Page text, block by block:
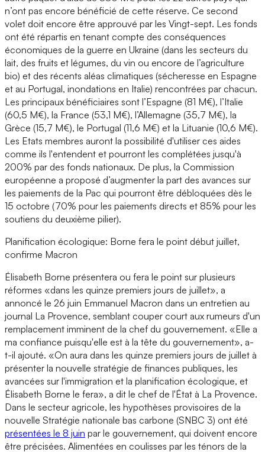
n’ont pas encore bénéficié de cette réserve. Ce second
volet doit encore être approuvé par les Vingt-sept. Les fonds
ont été répartis en tenant compte des conséquences
économiques de la guerre en Ukraine (dans les secteurs du
lait, des fruits et légumes, du vin ou encore de l’agriculture
bio) et des récents aléas climatiques (sécheresse en Espagne
et au Portugal, inondations en Italie) rencontrées par chacun.
Les principaux bénéficiaires sont l’Espagne (81 M€), l’Italie
(60,5 M€), la France (53,1 M€), l’Allemagne (35,7 M€), la
Grèce (15,7 M€), le Portugal (11,6 M€) et la Lituanie (10,6 M€).
Les Etats membres auront la possibilité d'utiliser ces aides
comme ils l'entendent et pourront les complétées jusqu'à
200% par des fonds nationaux. De plus, la Commission
européenne a proposé d’augmenter la part des avances sur
les paiements de la Pac qui pourront être débloquées dès le
15 octobre (70% pour les paiements directs et 85% pour les
soutiens du deuxième pilier).
Planification écologique: Borne fera le point début juillet,
confirme Macron
Élisabeth Borne présentera ou fera le point sur plusieurs
réformes «dans les quinze premiers jours de juillet», a
annoncé le 26 juin Emmanuel Macron dans un entretien au
journal La Provence, semblant couper court aux rumeurs d'un
remplacement imminent de la chef du gouvernement. «Elle a
ma confiance puisqu'elle est à la tête du gouvernement», a-
t-il ajouté. «On aura dans les quinze premiers jours de juillet à
présenter la nouvelle stratégie de finances publiques, les
avancées sur l'immigration et la planification écologique, et
Élisabeth Borne le fera», a dit le chef de l'État à La Provence.
Dans le secteur agricole, les hypothèses provisoires de la
nouvelle Stratégie nationale bas carbone (SNBC 3) ont été
présentées le 8 juin par le gouvernement, qui doivent encore
être précisées. Alimentées en coulisses par les ténors de la